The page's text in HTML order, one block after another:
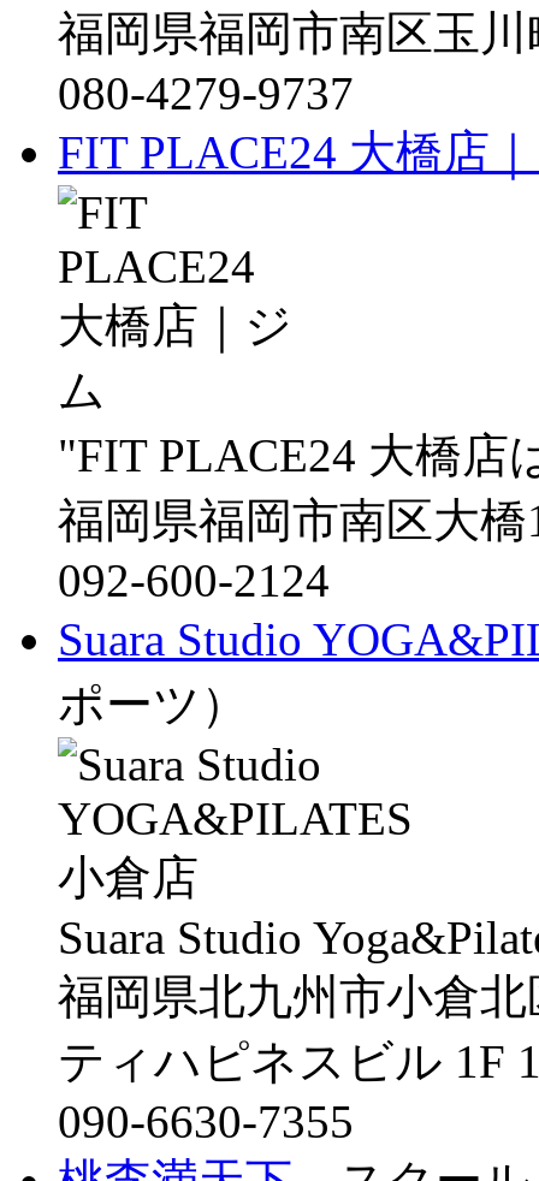
福岡県福岡市南区玉
080-4279-9737
FIT PLACE24 大橋店
"FIT PLACE24 大橋店
福岡県福岡市南区大
092-600-2124
Suara Studio
ポーツ）
Suara Studio
福岡県北九州市小倉
ティハピネスビル 1F
090-6630-7355